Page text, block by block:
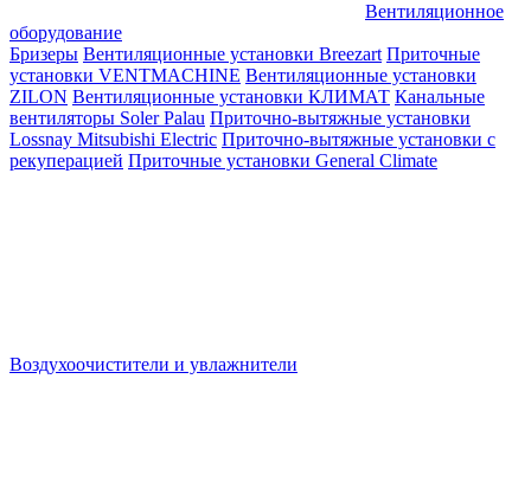
Вентиляционное
оборудование
Бризеры Вентиляционные установки Breezart Приточные
установки VENTMACHINE Вентиляционные установки
ZILON Вентиляционные установки КЛИМАТ Канальные
вентиляторы Soler Palau Приточно-вытяжные установки
Lossnay Mitsubishi Electric Приточно-вытяжные установки с
рекуперацией Приточные установки General Climate
Воздухоочистители и увлажнители